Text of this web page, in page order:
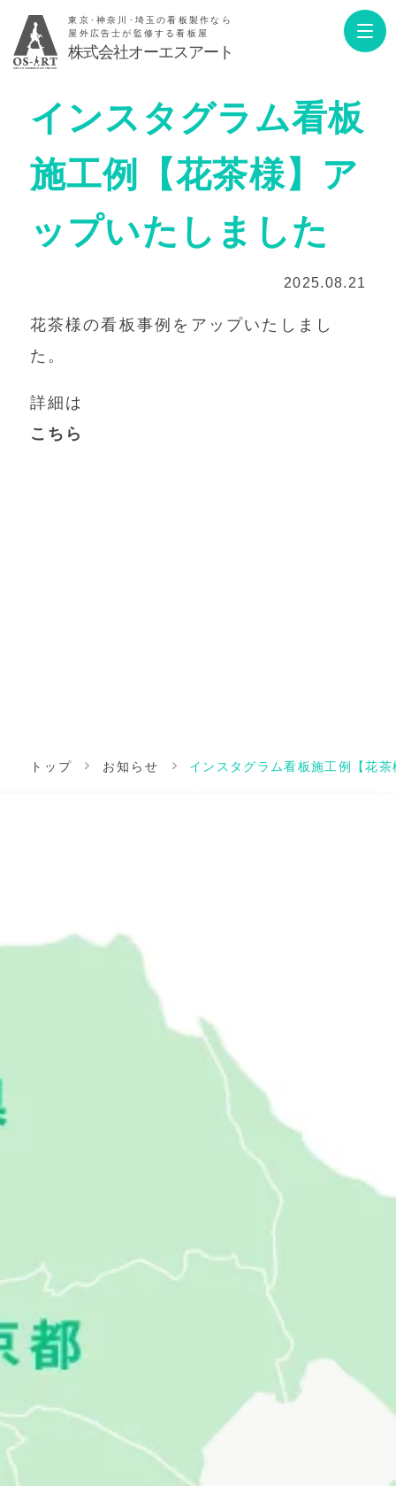
東京･神奈川･埼玉の看板製作なら
屋外広告士が監修する看板屋
株式会社オーエスアート
インスタグラム看板
施工例【花茶様】ア
ップいたしました
2025.08.21
花茶様の看板事例をアップいたしまし
た。
詳細は
こちら
トップ お知らせ インスタグラム看板施工例【花